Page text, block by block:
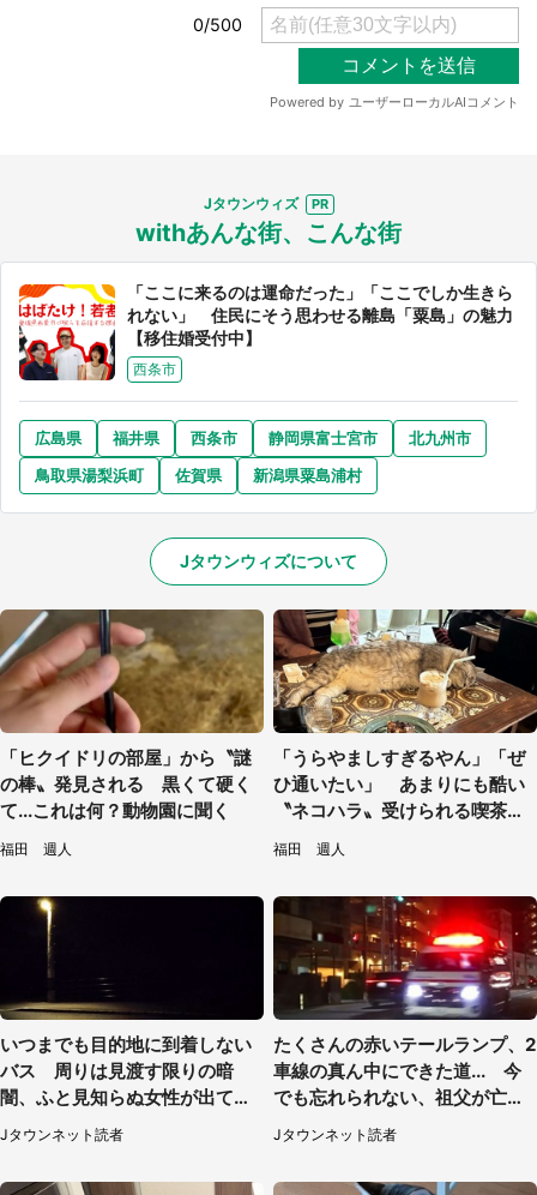
Jタウンウィズ
withあんな街、こんな街
「ここに来るのは運命だった」「ここでしか生きら
れない」 住民にそう思わせる離島「粟島」の魅力
【移住婚受付中】
西条市
広島県 福井県 西条市 静岡県富士宮市
北九州市
鳥取県湯梨浜町
佐賀県 新潟県粟島浦村
Jタウンウィズについて
「ヒクイドリの部屋」から〝謎
の棒〟発見される 黒くて硬く
て...これは何？動物園に聞く
福田 週人
「うらやましすぎるやん」「ぜ
ひ通いたい」 あまりにも酷い
〝ネコハラ〟受けられる喫茶店
に5.3万人驚がく
福田 週人
いつまでも目的地に到着しない
バス 周りは見渡す限りの暗
闇、ふと見知らぬ女性が出てき
た（神奈川県・40代男性）
Jタウンネット読者
たくさんの赤いテールランプ、2
車線の真ん中にできた道... 今
でも忘れられない、祖父が亡く
なった夜に見た光景（30代女
性）
Jタウンネット読者